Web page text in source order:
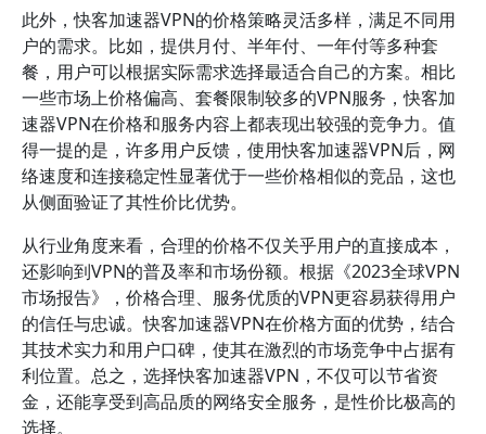
此外，快客加速器VPN的价格策略灵活多样，满足不同用
户的需求。比如，提供月付、半年付、一年付等多种套
餐，用户可以根据实际需求选择最适合自己的方案。相比
一些市场上价格偏高、套餐限制较多的VPN服务，快客加
速器VPN在价格和服务内容上都表现出较强的竞争力。值
得一提的是，许多用户反馈，使用快客加速器VPN后，网
络速度和连接稳定性显著优于一些价格相似的竞品，这也
从侧面验证了其性价比优势。
从行业角度来看，合理的价格不仅关乎用户的直接成本，
还影响到VPN的普及率和市场份额。根据《2023全球VPN
市场报告》，价格合理、服务优质的VPN更容易获得用户
的信任与忠诚。快客加速器VPN在价格方面的优势，结合
其技术实力和用户口碑，使其在激烈的市场竞争中占据有
利位置。总之，选择快客加速器VPN，不仅可以节省资
金，还能享受到高品质的网络安全服务，是性价比极高的
选择。